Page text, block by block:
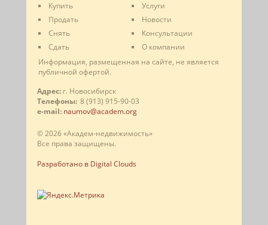
Купить
Продать
Снять
Сдать
Услуги
Новости
Консультации
О компании
Информация, размещенная на сайте, не является
публичной офертой.
Адрес: г. Новосибирск
Телефоны: 8 (913) 915-90-03
e-mail: naumov@academ.org
© 2026 «Академ-недвижимость»
Все права защищены.
Разработано в Digital Clouds